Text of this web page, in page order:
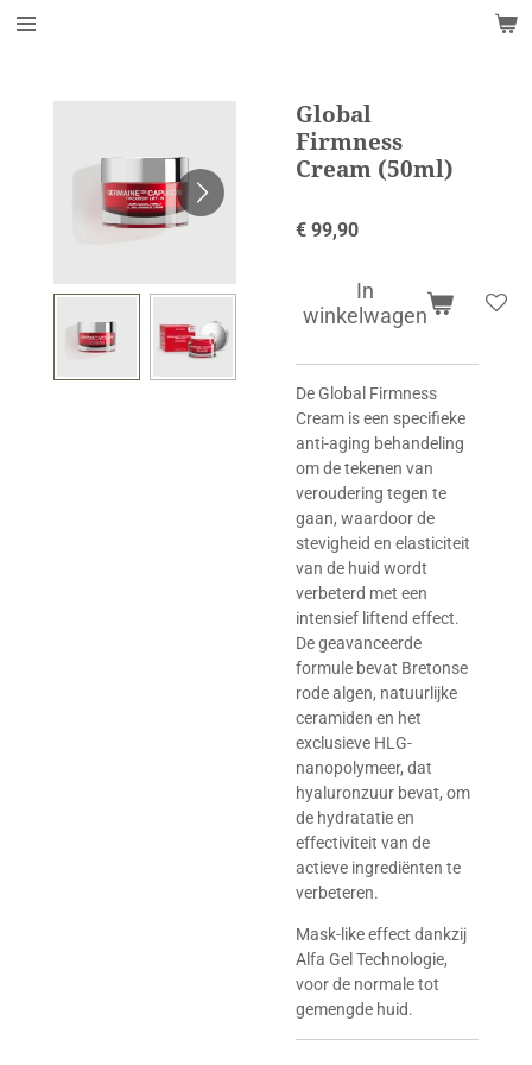
Ga
Global
Firmness
Cream (50ml)
€ 99,90
In
winkelwagen
De Global Firmness
Cream is een specifieke
anti-aging behandeling
om de tekenen van
veroudering tegen te
gaan, waardoor de
stevigheid en elasticiteit
van de huid wordt
verbeterd met een
intensief liftend effect.
De geavanceerde
formule bevat Bretonse
rode algen, natuurlijke
ceramiden en het
exclusieve HLG-
nanopolymeer, dat
hyaluronzuur bevat, om
de hydratatie en
effectiviteit van de
actieve ingrediënten te
verbeteren.
Mask-like effect dankzij
Alfa Gel Technologie,
voor de normale tot
gemengde huid.